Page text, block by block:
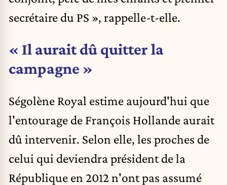
secrétaire du PS », rappelle-t-elle.
« Il aurait dû quitter la
campagne »
Ségolène Royal estime aujourd'hui que
l'entourage de François Hollande aurait
dû intervenir. Selon elle, les proches de
celui qui deviendra président de la
République en 2012 n'ont pas assumé